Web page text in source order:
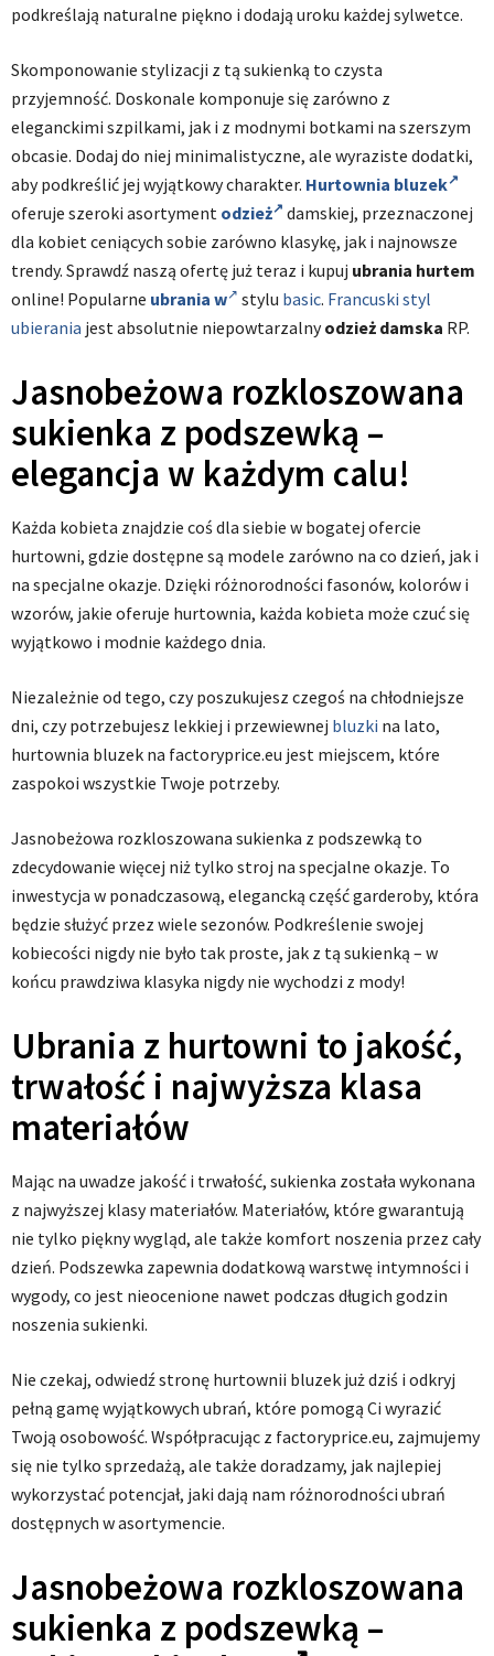
podkreślają naturalne piękno i dodają uroku każdej sylwetce.
Skomponowanie stylizacji z tą sukienką to czysta
przyjemność. Doskonale komponuje się zarówno z
eleganckimi szpilkami, jak i z modnymi botkami na szerszym
obcasie. Dodaj do niej minimalistyczne, ale wyraziste dodatki,
aby podkreślić jej wyjątkowy charakter. Hurtownia bluzek
oferuje szeroki asortyment odzież
damskiej, przeznaczonej
dla kobiet ceniących sobie zarówno klasykę, jak i najnowsze
trendy. Sprawdź naszą ofertę już teraz i kupuj ubrania hurtem
online! Popularne ubrania w stylu basic. Francuski styl
ubierania jest absolutnie niepowtarzalnyodzież damska RP.
Jasnobeżowa rozkloszowana
sukienka z podszewką –
elegancja w każdym calu!
Każda kobieta znajdzie coś dla siebie w bogatej ofercie
hurtowni, gdzie dostępne są modele zarówno na co dzień, jak i
na specjalne okazje. Dzięki różnorodności fasonów, kolorów i
wzorów, jakie oferuje hurtownia, każda kobieta może czuć się
wyjątkowo i modnie każdego dnia.
Niezależnie od tego, czy poszukujesz czegoś na chłodniejsze
dni, czy potrzebujesz lekkiej i przewiewnej bluzki na lato,
hurtownia bluzek na factoryprice.eu jest miejscem, które
zaspokoi wszystkie Twoje potrzeby.
Jasnobeżowa rozkloszowana sukienka z podszewką to
zdecydowanie więcej niż tylko stroj na specjalne okazje. To
inwestycja w ponadczasową, elegancką część garderoby, która
będzie służyć przez wiele sezonów. Podkreślenie swojej
kobiecości nigdy nie było tak proste, jak z tą sukienką – w
końcu prawdziwa klasyka nigdy nie wychodzi z mody!
Ubrania z hurtowni to jakość,
trwałość i najwyższa klasa
materiałów
Mając na uwadze jakość i trwałość, sukienka została wykonana
z najwyższej klasy materiałów. Materiałów, które gwarantują
nie tylko piękny wygląd, ale także komfort noszenia przez cały
dzień. Podszewka zapewnia dodatkową warstwę intymności i
wygody, co jest nieocenione nawet podczas długich godzin
noszenia sukienki.
Nie czekaj, odwiedź stronę hurtownii bluzek już dziś i odkryj
pełną gamę wyjątkowych ubrań, które pomogą Ci wyrazić
Twoją osobowość. Współpracując z factoryprice.eu, zajmujemy
się nie tylko sprzedażą, ale także doradzamy, jak najlepiej
wykorzystać potencjał, jaki dają nam różnorodności ubrań
dostępnych w asortymencie.
Jasnobeżowa rozkloszowana
sukienka z podszewką –